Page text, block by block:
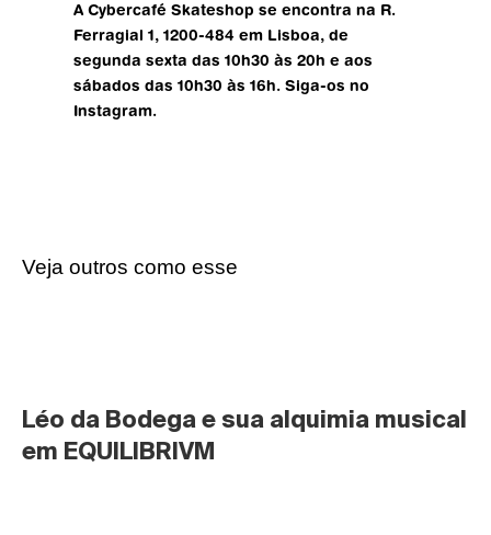
A Cybercafé Skateshop se encontra na R.
Ferragial 1, 1200-484 em Lisboa, de
segunda sexta das 10h30 às 20h e aos
sábados das 10h30 às 16h. Siga-os no
Instagram.
Veja outros como esse
Léo da Bodega e sua alquimia musical
em EQUILIBRIVM